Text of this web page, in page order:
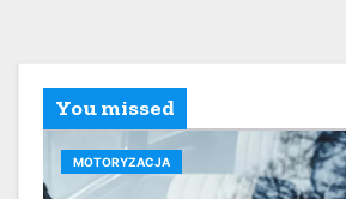
You missed
MOTORYZACJA